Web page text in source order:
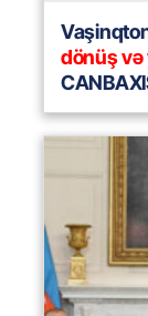
dönüş və